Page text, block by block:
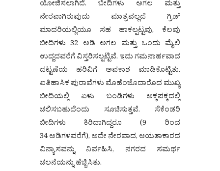
ಯೋಜಿಸಲಾಗಿದೆ. ಬೀದಿಗಳು ಅಗಲ ಮತ್ತು
ನೇರವಾಗಿರುವುದು ಮಾತ್ರವಲ್ಲದೆ ಗ್ರಿಡ್
ಮಾದರಿಯಲ್ಲಿಯೂ ಸಹ ಹಾಕಲ್ಪಟ್ಟವು, ಕೆಲವು
ಬೀದಿಗಳು 32 ಅಡಿ ಅಗಲ ಮತ್ತು ಒಂದು ಮೈಲಿ
ಉದ್ದದವರೆಗೆ ವಿಸ್ತರಿಸಲ್ಪಟ್ಟಿವೆ. ಇದು ಗಮನಾರ್ಹವಾದ
ದಟ್ಟಣೆಯ ಹರಿವಿಗೆ ಅವಕಾಶ ಮಾಡಿಕೊಟ್ಟಿತು.
ಐತಿಹಾಸಿಕ ಪುರಾವೆಗಳು ಮೊಹೆಂಜೊದಾರೊದ ಮುಖ್ಯ
ಬೀದಿಯಲ್ಲಿ ಏಳು ಬಂಡಿಗಳು ಅಕ್ಕಪಕ್ಕದಲ್ಲಿ
ಚಲಿಸಬಹುದೆಂದು ಸೂಚಿಸುತ್ತವೆ. ಸೆಕೆಂಡರಿ
ಬೀದಿಗಳು ಕಿರಿದಾಗಿದ್ದರೂ (9 ರಿಂದ
34 ಅಡಿಗಳವರೆಗೆ), ಅದೇ ನೇರವಾದ, ಆಯತಾಕಾರದ
ವಿನ್ಯಾಸವನ್ನು ನಿರ್ವಹಿಸಿ, ನಗರದ ಸಮರ್ಥ
ಚಲನೆಯನ್ನು ಹೆಚ್ಚಿಸಿತು.